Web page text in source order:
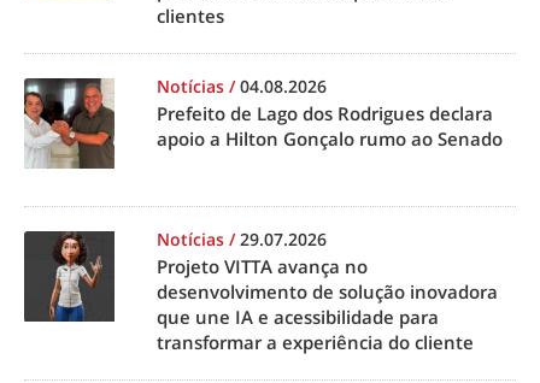
clientes
Notícias /04.08.2026
Prefeito de Lago dos Rodrigues declara
apoio a Hilton Gonçalo rumo ao Senado
Notícias /29.07.2026
Projeto VITTA avança no
desenvolvimento de solução inovadora
que une IA e acessibilidade para
transformar a experiência do cliente